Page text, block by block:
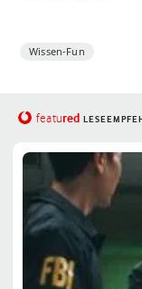
Wissen-Fun
featured